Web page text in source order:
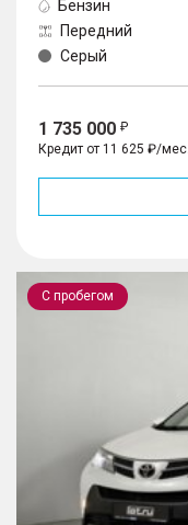
Бензин
Передний
Серый
1 735 000
Кредит от 11 625 ₽/мес.
С пробегом
RAV4